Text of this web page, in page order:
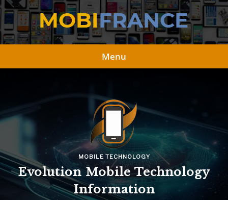
Skip
content
Menu
MOBILE TECHNOLOGY
Evolution Mobile Technology
Information